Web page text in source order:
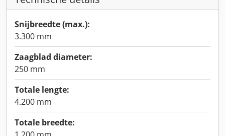
Snijbreedte (max.):
3.300 mm
Zaagblad diameter:
250 mm
Totale lengte:
4.200 mm
Totale breedte: